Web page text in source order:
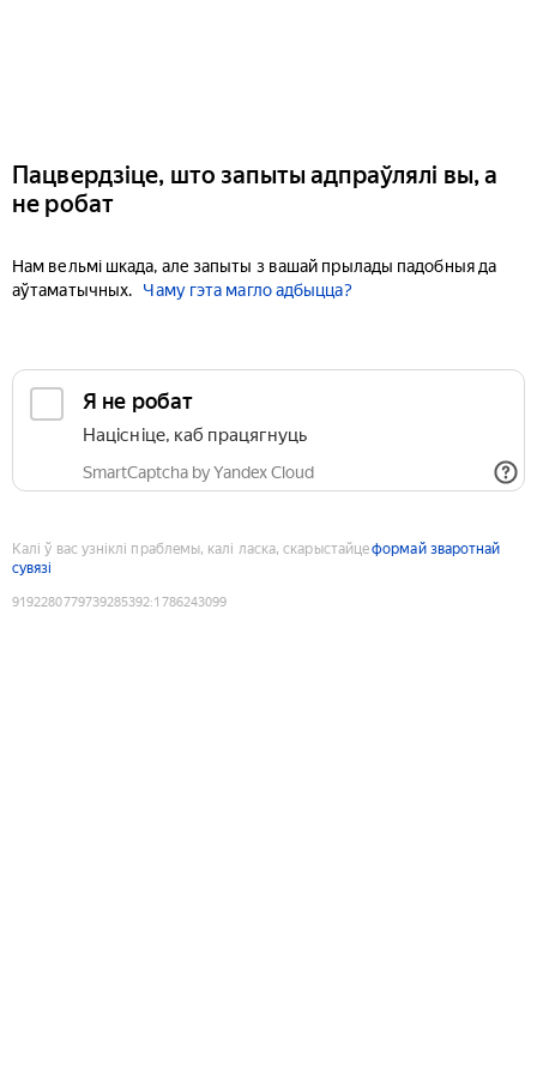
Пацвердзіце, што запыты адпраўлялі вы, а
не робат
Нам вельмі шкада, але запыты з вашай прылады падобныя да
аўтаматычных.
Чаму гэта магло адбыцца?
Я не робат
Націсніце, каб працягнуць
SmartCaptcha by Yandex Cloud
Калі ў вас узніклі праблемы, калі ласка, скарыстайцеформай зваротнай
сувязі
9192280779739285392:1786243099